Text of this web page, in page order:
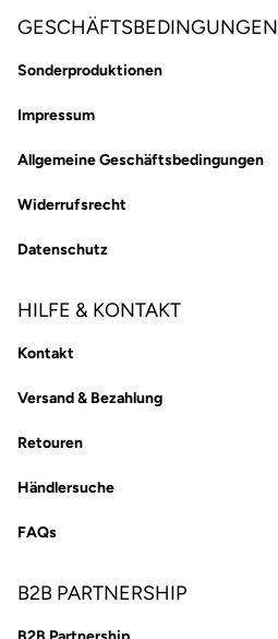
GESCHÄFTSBEDINGUNGEN
Sonderproduktionen
Impressum
Allgemeine Geschäftsbedingungen
Widerrufsrecht
Datenschutz
HILFE & KONTAKT
Kontakt
Versand & Bezahlung
Retouren
Händlersuche
FAQs
B2B PARTNERSHIP